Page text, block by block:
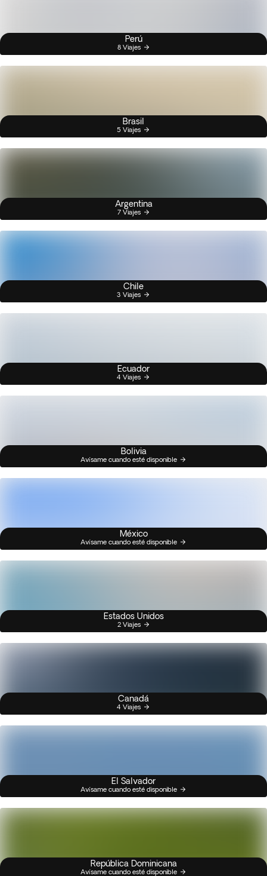
Perú
8 Viajes
Brasil
5 Viajes
Argentina
7 Viajes
Chile
3 Viajes
Ecuador
4 Viajes
Bolivia
Avísame cuando esté disponible
México
Avísame cuando esté disponible
Estados Unidos
2 Viajes
Canadá
4 Viajes
El Salvador
Avísame cuando esté disponible
República Dominicana
Avísame cuando esté disponible